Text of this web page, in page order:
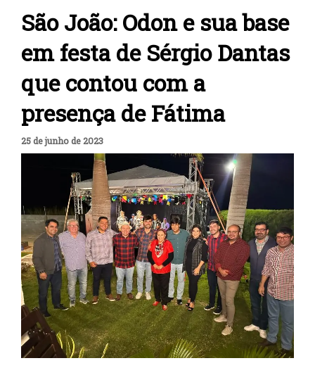
São João: Odon e sua base
em festa de Sérgio Dantas
que contou com a
presença de Fátima
25 de junho de 2023